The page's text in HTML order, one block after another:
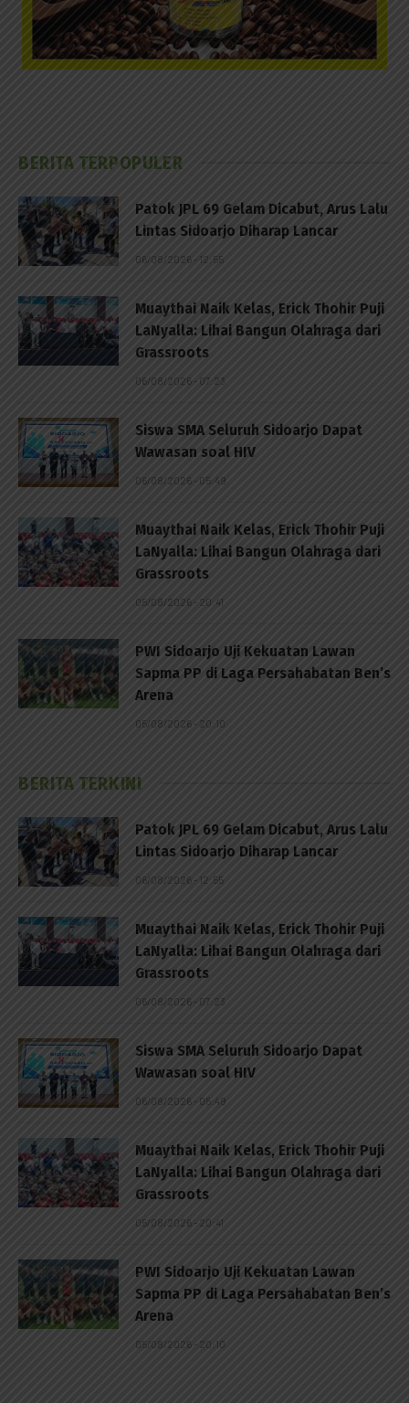
BERITA TERPOPULER
Patok JPL 69 Gelam Dicabut, Arus Lalu
Lintas Sidoarjo Diharap Lancar
06/08/2026 - 12:55
Muaythai Naik Kelas, Erick Thohir Puji
LaNyalla: Lihai Bangun Olahraga dari
Grassroots
06/08/2026 - 07:23
Siswa SMA Seluruh Sidoarjo Dapat
Wawasan soal HIV
06/08/2026 - 05:49
Muaythai Naik Kelas, Erick Thohir Puji
LaNyalla: Lihai Bangun Olahraga dari
Grassroots
05/08/2026 - 20:41
PWI Sidoarjo Uji Kekuatan Lawan
Sapma PP di Laga Persahabatan Ben’s
Arena
05/08/2026 - 20:10
BERITA TERKINI
Patok JPL 69 Gelam Dicabut, Arus Lalu
Lintas Sidoarjo Diharap Lancar
06/08/2026 - 12:55
Muaythai Naik Kelas, Erick Thohir Puji
LaNyalla: Lihai Bangun Olahraga dari
Grassroots
06/08/2026 - 07:23
Siswa SMA Seluruh Sidoarjo Dapat
Wawasan soal HIV
06/08/2026 - 05:49
Muaythai Naik Kelas, Erick Thohir Puji
LaNyalla: Lihai Bangun Olahraga dari
Grassroots
05/08/2026 - 20:41
PWI Sidoarjo Uji Kekuatan Lawan
Sapma PP di Laga Persahabatan Ben’s
Arena
05/08/2026 - 20:10